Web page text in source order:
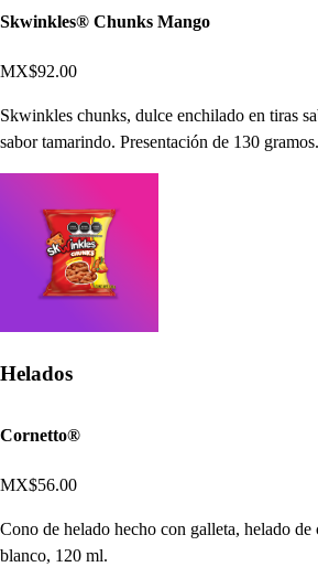
Skwinkles® Chunks Mango
MX$92.00
Skwinkles chunks, dulce enchilado en tiras
sabor tamarindo. Presentación de 130 gramos.
Helados
Cornetto®
MX$56.00
Cono de helado hecho con galleta, helado
blanco, 120 ml.